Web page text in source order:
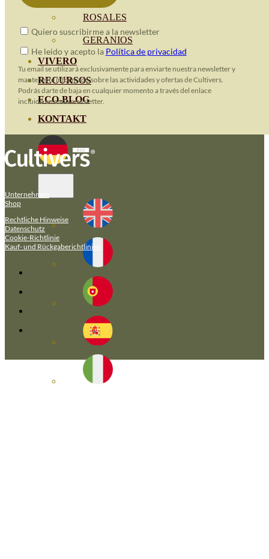
ROSALES
GERANIOS
VIVERO
RECURSOS
ECO-BLOG
KONTAKT
Quiero suscribirme a la newsletter
He leido y acepto la Política de privacidad
Tu email se utilizará exclusivamente para enviarte nuestra newsletter y
mantenerte informado sobre las actividades y ofertas de Cultivers.
Podrás darte de baja en cualquier momento a través del enlace
incluido en cada newsletter.
Unternehmen
Shop
Rechtliche Hinweise
Datenschutz
Cookie-Richtlinie
Kauf- und Rückgaberichtlinien